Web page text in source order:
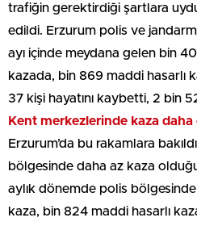
trafiğin gerektirdiği şartlara
edildi. Erzurum polis ve
ayı içinde meydana gelen bin
kazada, bin 869 maddi hasarlı
37 kişi hayatını kaybetti, 2 bin
Kent merkezlerinde kaza daha
Erzurum’da bu rakamlara
bölgesinde daha az kaza
aylık dönemde polis
kaza, bin 824 maddi hasarlı